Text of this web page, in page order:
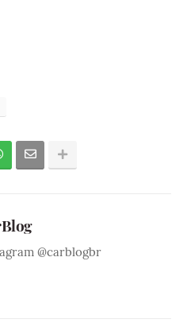
@carblogbr